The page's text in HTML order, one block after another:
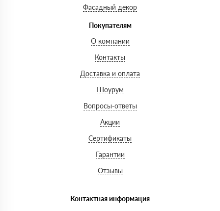
Фасадный декор
Покупателям
О компании
Контакты
Доставка и оплата
Шоурум
Вопросы-ответы
Акции
Сертификаты
Гарантии
Отзывы
Контактная информация